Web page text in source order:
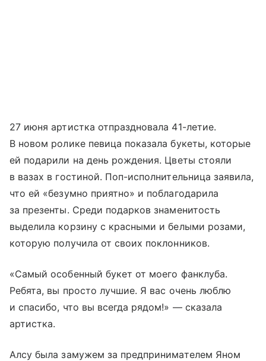
27 июня артистка отпраздновала 41-летие.
В новом ролике певица показала букеты, которые
ей подарили на день рождения. Цветы стояли
в вазах в гостиной. Поп-исполнительница заявила,
что ей «безумно приятно» и поблагодарила
за презенты. Среди подарков знаменитость
выделила корзину с красными и белыми розами,
которую получила от своих поклонников.
«Самый особенный букет от моего фанклуба.
Ребята, вы просто лучшие. Я вас очень люблю
и спасибо, что вы всегда рядом!» — сказала
артистка.
Алсу была замужем за предпринимателем Яном